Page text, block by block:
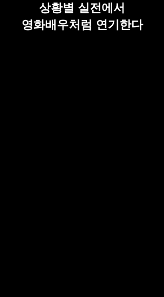
상황별 실전에서
​영화배우처럼 연기한다